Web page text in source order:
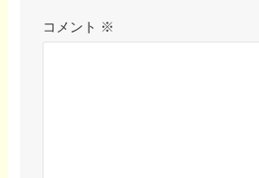
コメント ※